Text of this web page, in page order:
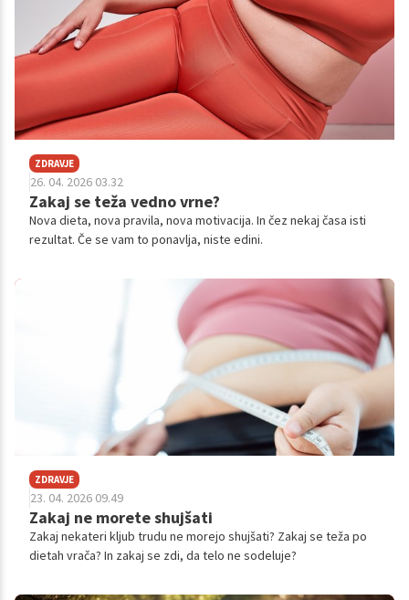
ZDRAVJE
26. 04. 2026 03.32
Zakaj se teža vedno vrne?
Nova dieta, nova pravila, nova motivacija. In čez nekaj časa isti
rezultat. Če se vam to ponavlja, niste edini.
ZDRAVJE
23. 04. 2026 09.49
Zakaj ne morete shujšati
Zakaj nekateri kljub trudu ne morejo shujšati? Zakaj se teža po
dietah vrača? In zakaj se zdi, da telo ne sodeluje?